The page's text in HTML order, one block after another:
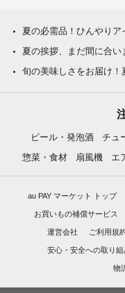
夏の必需品！ひんやりア
夏の挨拶、まだ間に合い
旬の美味しさをお届け！
ビール・発泡酒 チュ
惣菜・食材
扇風機 エ
au PAY マーケット トップ
お買いもの補償サービス
運営会社 ご利用規
安心・安全への取り組
物